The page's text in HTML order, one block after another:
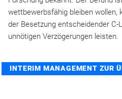
wettbewerbsfähig bleiben wollen,
der Besetzung entscheidender C-
unnötigen Verzögerungen leisten.
INTERIM MANAGEMENT ZUR